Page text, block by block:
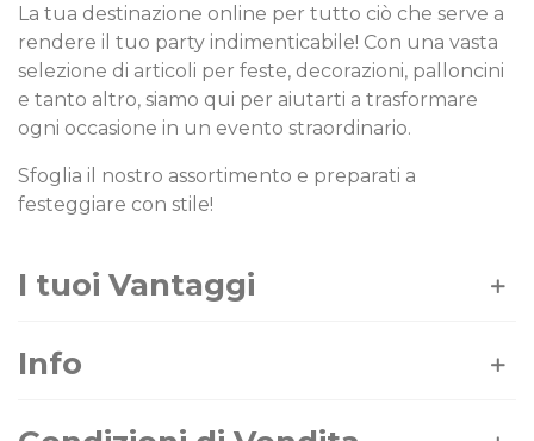
La tua destinazione online per tutto ciò che serve a
rendere il tuo party indimenticabile! Con una vasta
selezione di articoli per feste, decorazioni, palloncini
e tanto altro, siamo qui per aiutarti a trasformare
ogni occasione in un evento straordinario.
Sfoglia il nostro assortimento e preparati a
festeggiare con stile!
I tuoi Vantaggi
Info